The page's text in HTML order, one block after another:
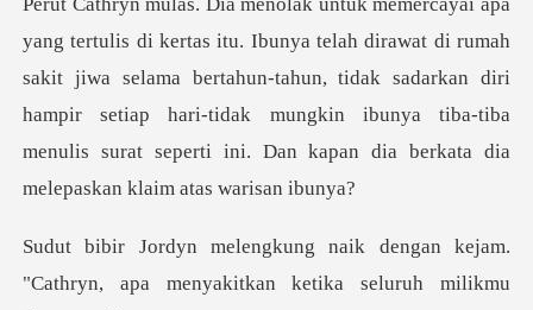
t di rumah
sakit jiwa selama bertahun-tahun, tidak sadarkan diri
hampir setiap hari-tidak mungkin ibun
engan kejam.
"Cathryn, apa menyakitk